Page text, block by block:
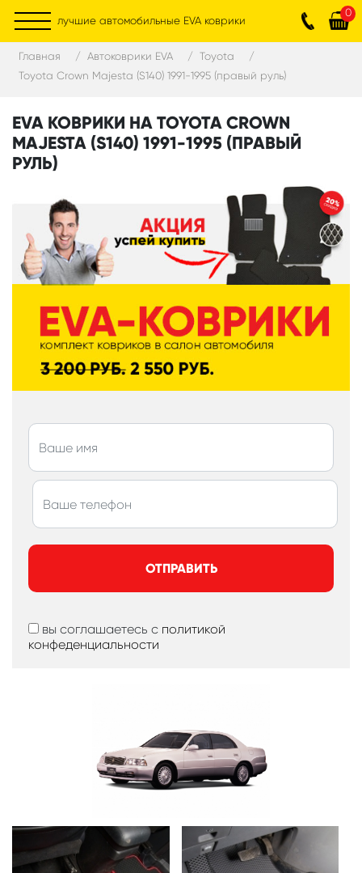
лучшие автомобильные EVA коврики
0
Главная Автоковрики EVA
Toyota
Toyota Crown Majesta (S140) 1991-1995 (правый руль)
EVA КОВРИКИ НА TOYOTA CROWN
MAJESTA (S140) 1991-1995 (ПРАВЫЙ
РУЛЬ)
ОТПРАВИТЬ
вы соглашаетесь с политикой
конфеденциальности